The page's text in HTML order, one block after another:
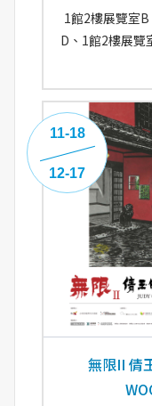
1館2樓展覽室
D、1館2樓展覽
無限II 倩
11-18
12-17